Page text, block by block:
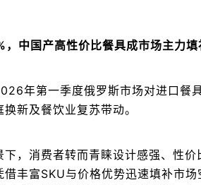
中国产高性价比餐具成市场主力
年第一季度俄罗斯市场对进口餐
新及餐饮业复苏带动。
，消费者转而青睐设计感强、性
借丰富SKU与价格优势迅速填补市